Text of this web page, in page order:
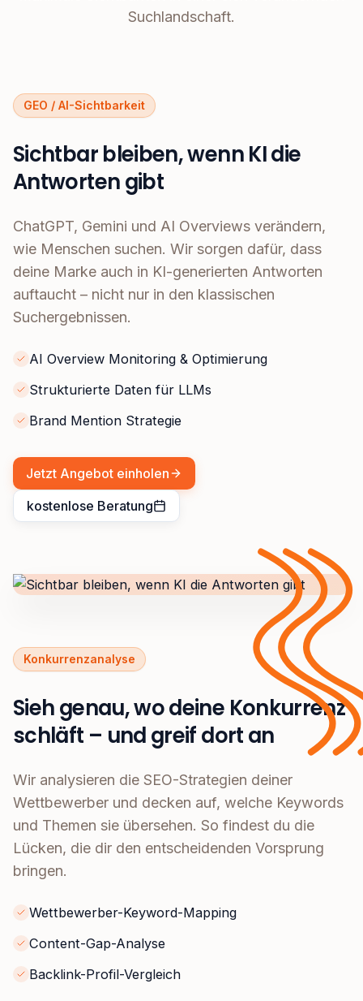
Suchlandschaft.
GEO / AI-Sichtbarkeit
Sichtbar bleiben, wenn KI die
Antworten gibt
ChatGPT, Gemini und AI Overviews verändern,
wie Menschen suchen. Wir sorgen dafür, dass
deine Marke auch in KI-generierten Antworten
auftaucht – nicht nur in den klassischen
Suchergebnissen.
AI Overview Monitoring & Optimierung
Strukturierte Daten für LLMs
Brand Mention Strategie
Jetzt Angebot einholen
kostenlose Beratung
Konkurrenzanalyse
Sieh genau, wo deine Konkurrenz
schläft – und greif dort an
Wir analysieren die SEO-Strategien deiner
Wettbewerber und decken auf, welche Keywords
und Themen sie übersehen. So findest du die
Lücken, die dir den entscheidenden Vorsprung
bringen.
Wettbewerber-Keyword-Mapping
Content-Gap-Analyse
Backlink-Profil-Vergleich